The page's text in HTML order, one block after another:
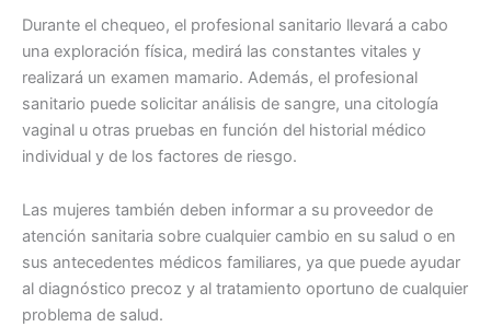
Durante el chequeo, el profesional sanitario llevará a cabo
una exploración física, medirá las constantes vitales y
realizará un examen mamario. Además, el profesional
sanitario puede solicitar análisis de sangre, una citología
vaginal u otras pruebas en función del historial médico
individual y de los factores de riesgo.
Las mujeres también deben informar a su proveedor de
atención sanitaria sobre cualquier cambio en su salud o en
sus antecedentes médicos familiares, ya que puede ayudar
al diagnóstico precoz y al tratamiento oportuno de cualquier
problema de salud.